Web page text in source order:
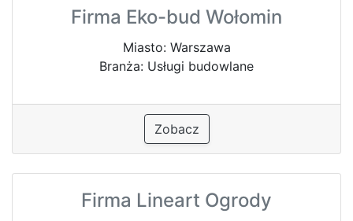
Firma Eko-bud Wołomin
Miasto: Warszawa
Branża: Usługi budowlane
Zobacz
Firma Lineart Ogrody